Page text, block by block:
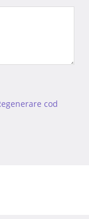
cod